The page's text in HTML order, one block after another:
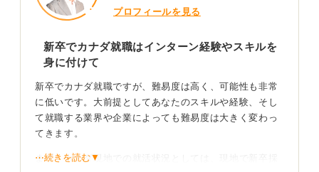
プロフィールを見る
新卒でカナダ就職はインターン経験やスキルを
身に付けて
新卒でカナダ就職ですが、難易度は高く、可能性も非常
に低いです。大前提としてあなたのスキルや経験、そし
て就職する業界や企業によっても難易度は大きく変わっ
てきます。
まず、カナダ現地での就活状況としては、現地で新卒採
⋯続きを読む▼